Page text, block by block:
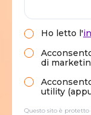
Ho letto l'
di
utility
Questo sito è protetto